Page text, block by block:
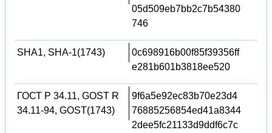
05d509eb7bb2c7b54380
746
SHA1, SHA-1(1743)
0c698916b00f85f39356ff
e281b601b3818ee520
ГОСТ Р 34.11, GOST R
34.11-94, GOST(1743)
9f6a5e92ec83b70e23d4
76885256854ed41a8344
2dee5fc21133d9ddf6c7c